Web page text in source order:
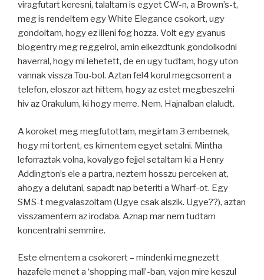
viragfutart keresni, talaltam is egyet CW-n, a Brown’s-t,
meg is rendeltem egy White Elegance csokort, ugy
gondoltam, hogy ez illeni fog hozza. Volt egy gyanus
blogentry meg reggelrol, amin elkezdtunk gondolkodni
haverral, hogy mi lehetett, de en ugy tudtam, hogy uton
vannak vissza Tou-bol. Aztan fel4 korul megcsorrent a
telefon, eloszor azt hittem, hogy az estet megbeszelni
hiv az Orakulum, ki hogy merre. Nem. Hajnalban elaludt.
A koroket meg megfutottam, megirtam 3 embernek,
hogy mi tortent, es kimentem egyet setalni. Mintha
leforraztak volna, kovalygo fejjel setaltam ki a Henry
Addington’s ele a partra, neztem hosszu perceken at,
ahogy a delutani, sapadt nap beteriti a Wharf-ot. Egy
SMS-t megvalaszoltam (Ugye csak alszik. Ugye??), aztan
visszamentem az irodaba. Aznap mar nem tudtam
koncentralni semmire.
Este elmentem a csokorert – mindenki megnezett
hazafele menet a ‘shopping mall’-ban, vajon mire keszul